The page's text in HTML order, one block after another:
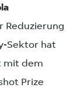
Reduzierung
Sektor hat
mit dem
Prize